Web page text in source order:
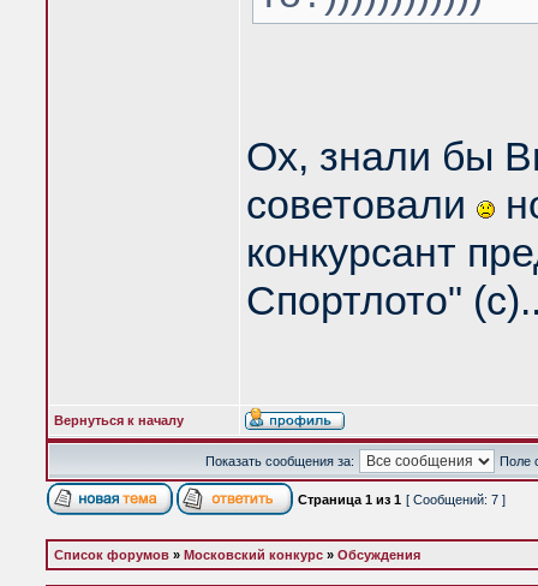
Ох, знали бы
советовали
конкурсант
Спортлото"
Вернуться к началу
Показать сообщения за: Поле
Страница 1 из 1 [ Сообщений: 7 ]
Список форумов » Московский конкурс » Обсуждения